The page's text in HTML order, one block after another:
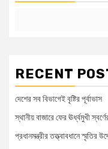
RECENT
দেশের সব বিভাগেই বৃষ্টির পূর্বাভাস
স্থানীয় বাজারে ফের ঊর্ধ্বমুখী
প্রধানমন্ত্রীর তত্ত্বাবধানে স্মৃতির